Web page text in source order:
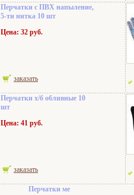
Перчатки с ПВХ напыление,
5-ти нитка 10 шт
Цена: 32 руб.
заказать
Перчатки х/б обливные 10
шт
Цена: 41 руб.
заказать
Перчатки ме